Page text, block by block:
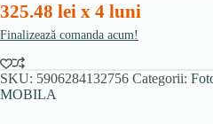
gri/negru
325.48 lei x 4 luni
Finalizează comanda acum!
SKU: 5906284132756 Categorii:
MOBILA